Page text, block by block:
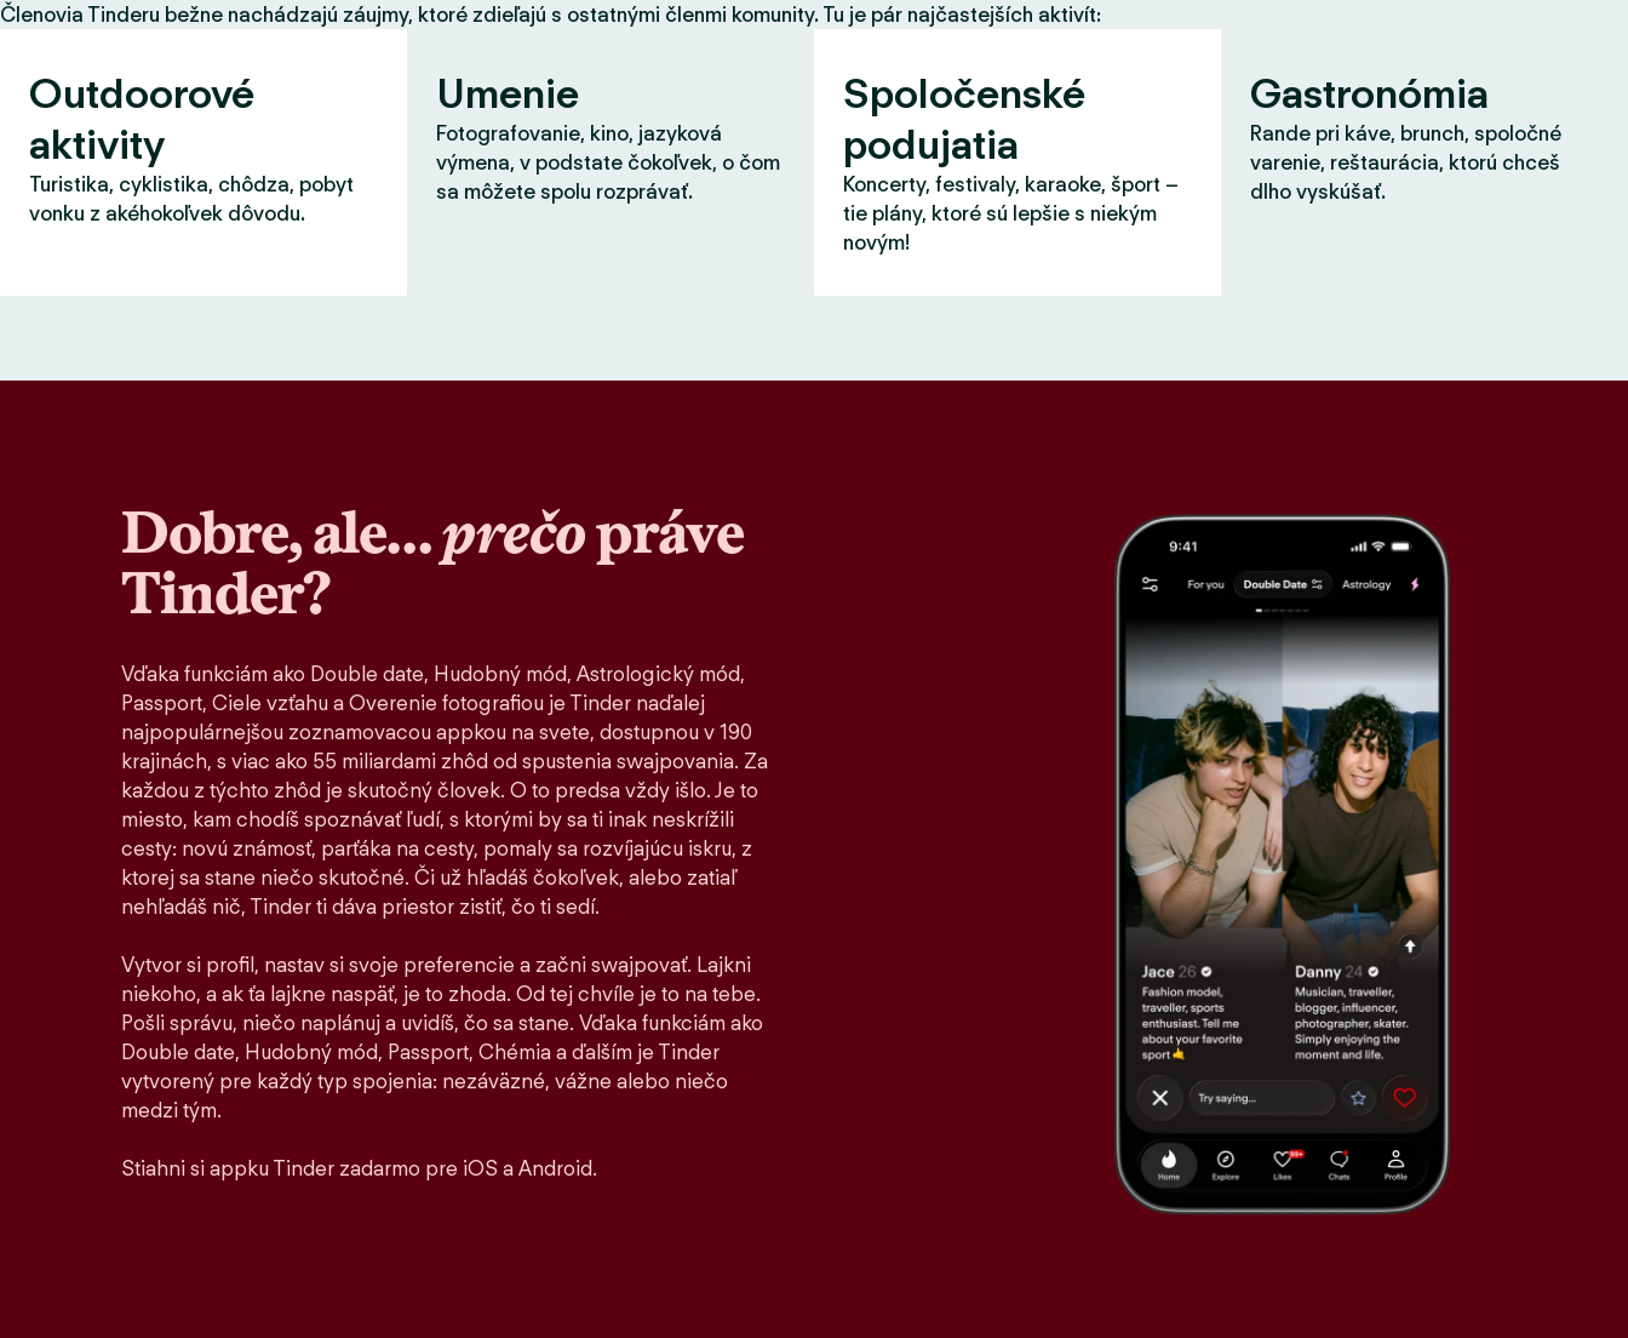
Členovia Tinderu bežne nachádzajú záujmy, ktoré zdieľajú s ostatnými členmi komunity. Tu je pár najčastejších aktivít:
Outdoorové
aktivity
Turistika, cyklistika, chôdza, pobyt
vonku z akéhokoľvek dôvodu.
Umenie
Fotografovanie, kino, jazyková
výmena, v podstate čokoľvek, o čom
sa môžete spolu rozprávať.
Spoločenské
podujatia
Koncerty, festivaly, karaoke, šport –
tie plány, ktoré sú lepšie s niekým
novým!
Gastronómia
Rande pri káve, brunch, spoločné
varenie, reštaurácia, ktorú chceš
dlho vyskúšať.
Dobre, ale…prečopráve
Tinder?
Vďaka funkciám ako Double date, Hudobný mód, Astrologický mód,
Passport, Ciele vzťahu a Overenie fotografiou je Tinder naďalej
najpopulárnejšou zoznamovacou appkou na svete, dostupnou v 190
krajinách, s viac ako 55 miliardami zhôd od spustenia swajpovania. Za
každou z týchto zhôd je skutočný človek. O to predsa vždy išlo. Je to
miesto, kam chodíš spoznávať ľudí, s ktorými by sa ti inak neskrížili
cesty: novú známosť, parťáka na cesty, pomaly sa rozvíjajúcu iskru, z
ktorej sa stane niečo skutočné. Či už hľadáš čokoľvek, alebo zatiaľ
nehľadáš nič, Tinder ti dáva priestor zistiť, čo ti sedí.
Vytvor si profil, nastav si svoje preferencie a začni swajpovať. Lajkni
niekoho, a ak ťa lajkne naspäť, je to zhoda. Od tej chvíle je to na tebe.
Pošli správu, niečo naplánuj a uvidíš, čo sa stane. Vďaka funkciám ako
Double date, Hudobný mód, Passport, Chémia a ďalším je Tinder
vytvorený pre každý typ spojenia: nezáväzné, vážne alebo niečo
medzi tým.
Stiahni si appku Tinder zadarmo pre iOS a Android.